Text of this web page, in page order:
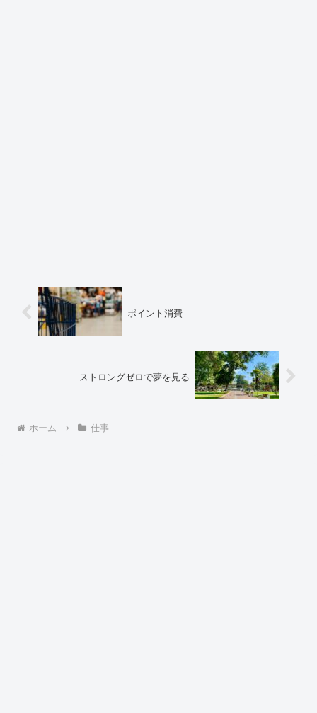
ポイント消費
ストロングゼロで夢を見る
ホーム 仕事